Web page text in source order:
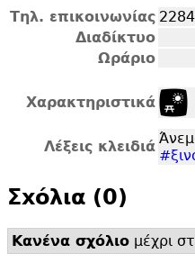
Τηλ. επικοινωνίας
Διαδίκτυο
Ωράριο
Χαρακτηριστικά
Λέξεις κλειδιά
Σxόλια (0)
Κανένα σχόλιο μέχρι